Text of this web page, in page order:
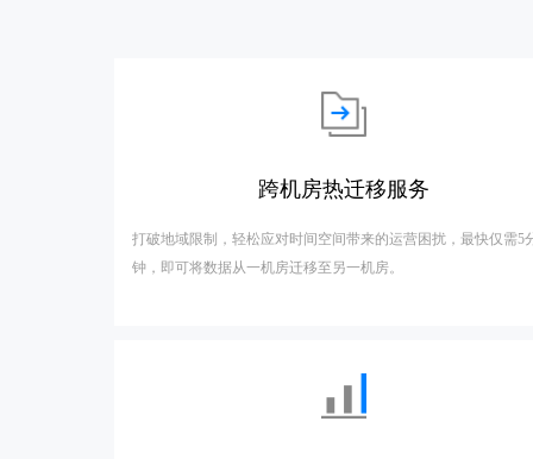
跨机房热迁移服务
打破地域限制，轻松应对时间空间带来的运营困扰，最快仅需5
钟，即可将数据从一机房迁移至另一机房。